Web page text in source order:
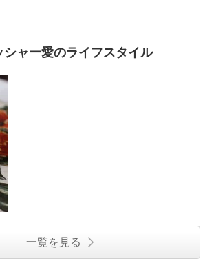
シャー愛のライフスタイル
一覧を見る